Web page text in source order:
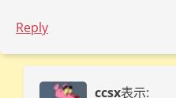
Reply
ccsx表示: